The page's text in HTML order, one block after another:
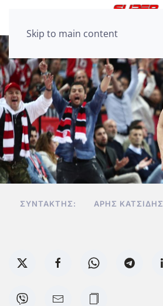
Skip to main content
ΣΥΝΤΆΚΤΗΣ: ΆΡΗΣ ΚΑΤΣΊΔΗΣ